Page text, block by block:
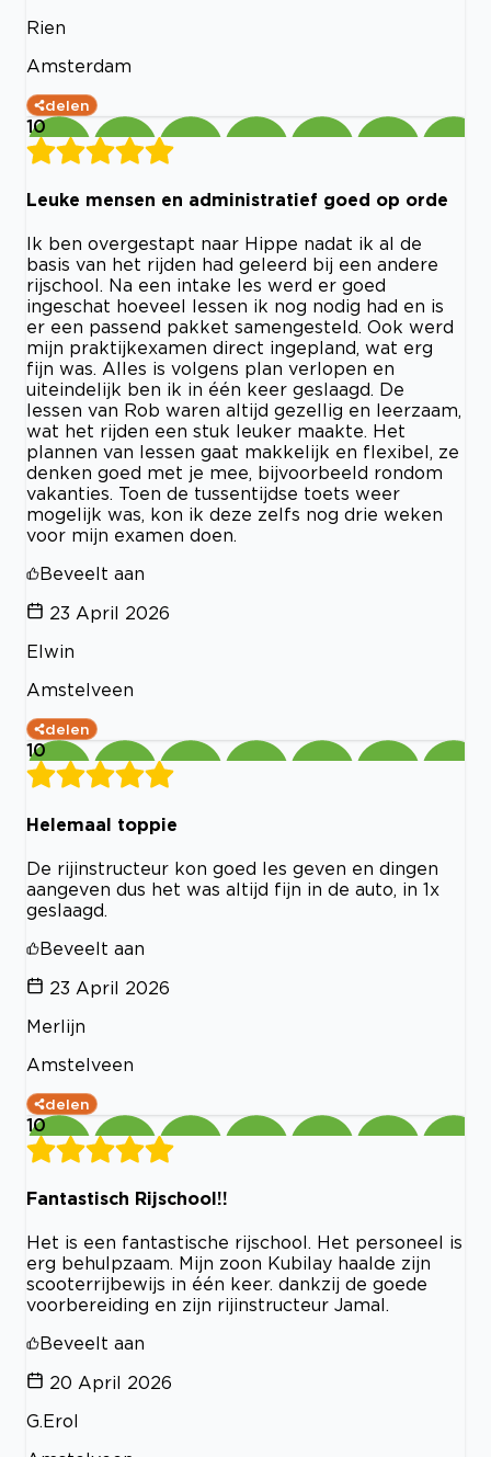
Rien
Amsterdam
delen
10
Leuke mensen en administratief goed op orde
Ik ben overgestapt naar Hippe nadat ik al de
basis van het rijden had geleerd bij een andere
rijschool. Na een intake les werd er goed
ingeschat hoeveel lessen ik nog nodig had en is
er een passend pakket samengesteld. Ook werd
mijn praktijkexamen direct ingepland, wat erg
fijn was. Alles is volgens plan verlopen en
uiteindelijk ben ik in één keer geslaagd. De
lessen van Rob waren altijd gezellig en leerzaam,
wat het rijden een stuk leuker maakte. Het
plannen van lessen gaat makkelijk en flexibel, ze
denken goed met je mee, bijvoorbeeld rondom
vakanties. Toen de tussentijdse toets weer
mogelijk was, kon ik deze zelfs nog drie weken
voor mijn examen doen.
Beveelt aan
23 April 2026
Elwin
Amstelveen
delen
10
Helemaal toppie
De rijinstructeur kon goed les geven en dingen
aangeven dus het was altijd fijn in de auto, in 1x
geslaagd.
Beveelt aan
23 April 2026
Merlijn
Amstelveen
delen
10
Fantastisch Rijschool!!
Het is een fantastische rijschool. Het personeel is
erg behulpzaam. Mijn zoon Kubilay haalde zijn
scooterrijbewijs in één keer. dankzij de goede
voorbereiding en zijn rijinstructeur Jamal.
Beveelt aan
20 April 2026
G.Erol